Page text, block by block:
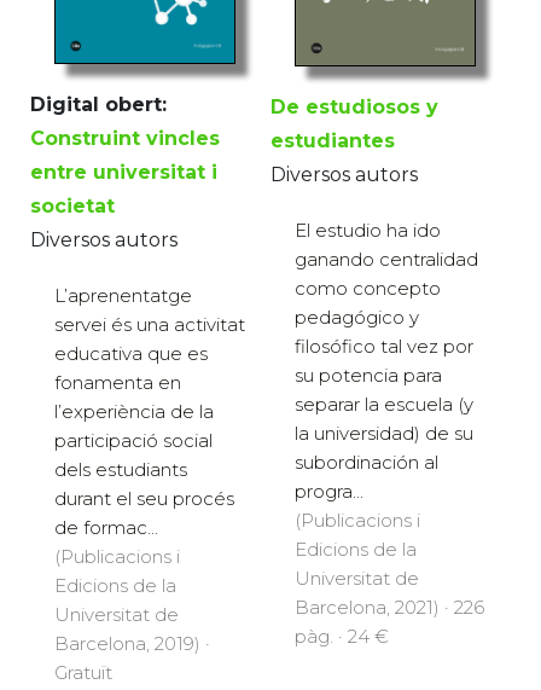
Digital obert:
Construint vincles
entre universitat i
societat
Diversos autors
L’aprenentatge
servei és una activitat
educativa que es
fonamenta en
l’experiència de la
participació social
dels estudiants
durant el seu procés
de formac...
(Publicacions i
Edicions de la
Universitat de
Barcelona, 2019) ·
Gratuït
De estudiosos y
estudiantes
Diversos autors
El estudio ha ido
ganando centralidad
como concepto
pedagógico y
filosófico tal vez por
su potencia para
separar la escuela (y
la universidad) de su
subordinación al
progra...
(Publicacions i
Edicions de la
Universitat de
Barcelona, 2021) · 226
pàg. · 24 €